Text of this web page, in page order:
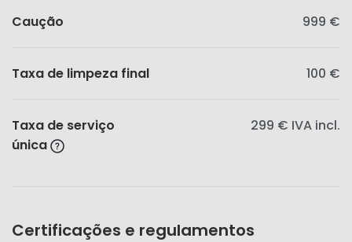
Caução 999 €
Taxa de limpeza final 100 €
Taxa de serviço
única
299 € IVA incl.
Certificações e regulamentos